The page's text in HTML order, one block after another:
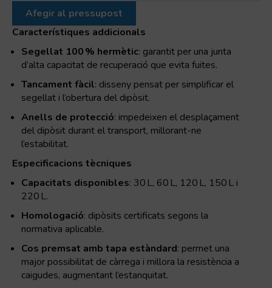
30STD
Standard
Deckel
nanses,
tancament
ballesta
Afegir al pressupost
Característiques addicionals
Segellat 100 % hermètic: garantit per una junta
d’alta capacitat de recuperació que evita fuites.
Tancament fàcil: disseny pensat per simplificar el
segellat i l’obertura del dipòsit.
Anells de protecció: impedeixen el desplaçament
del dipòsit durant el transport, millorant-ne
l’estabilitat.
Especificacions tècniques
Capacitats disponibles: 30 L, 60 L, 120 L, 150 L i
220 L.
Homologació: dipòsits certificats segons la
normativa aplicable.
Cos premsat amb tapa estàndard: permet una
major possibilitat de càrrega i millora la resistència a
caigudes, augmentant l’estanquitat.